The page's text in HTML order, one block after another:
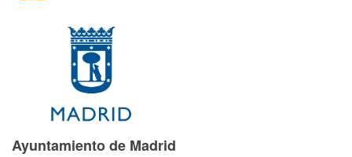
Ayuntamiento de Madrid